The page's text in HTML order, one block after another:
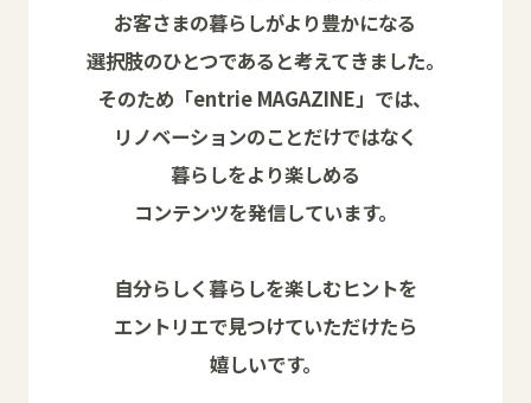
お客さまの暮らしがより豊かになる
選択肢のひとつであると考えてきました。
そのため「entrie MAGAZINE」では、
リノベーションのことだけではなく
暮らしをより楽しめる
コンテンツを発信しています。
自分らしく暮らしを楽しむヒントを
エントリエで見つけていただけたら
嬉しいです。